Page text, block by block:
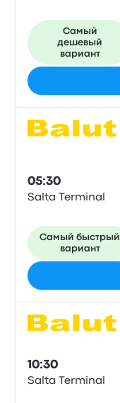
Самый
дешевый
вариант
05:30
Salta Terminal
Самый быстрый
вариант
10:30
Salta Terminal